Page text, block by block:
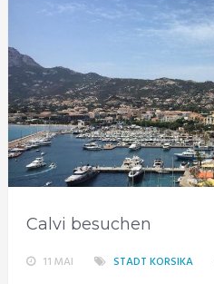
Calvi besuchen
11 MAI STADT KORSIKA